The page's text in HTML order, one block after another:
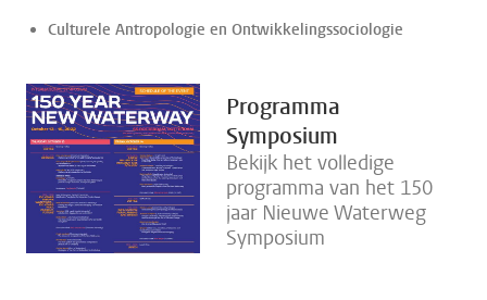
Culturele Antropologie en Ontwikkelingssociologie
Programma
Symposium
Bekijk het volledige
programma van het 150
jaar Nieuwe Waterweg
Symposium